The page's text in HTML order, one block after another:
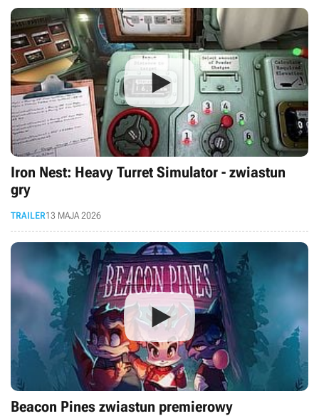
Iron Nest: Heavy Turret Simulator - zwiastun
gry
TRAILER13 MAJA 2026
Beacon Pines zwiastun premierowy